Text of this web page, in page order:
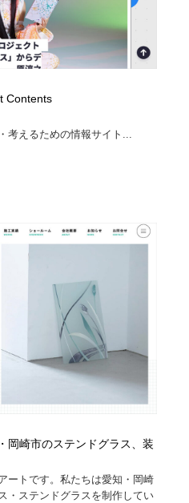
Contents
考えるための情報サイト...
岡崎市のステンドグラス、装
ートです。私たちは愛知・岡崎
・ステンドグラスを制作してい